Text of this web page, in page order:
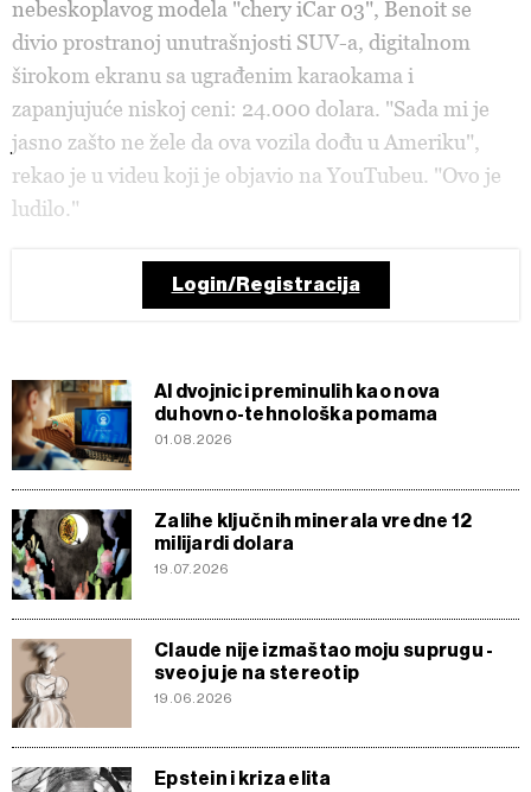
nebeskoplavog modela "chery iCar 03", Benoit se
divio prostranoj unutrašnjosti SUV-a, digitalnom
širokom ekranu sa ugrađenim karaokama i
zapanjujuće niskoj ceni: 24.000 dolara. "Sada mi je
jasno zašto ne žele da ova vozila dođu u Ameriku",
rekao je u videu koji je objavio na YouTubeu. "Ovo je
ludilo."
Login/Registracija
AI dvojnici preminulih kao nova
duhovno-tehnološka pomama
01.08.2026
Zalihe ključnih minerala vredne 12
milijardi dolara
19.07.2026
Claude nije izmaštao moju suprugu -
sveo ju je na stereotip
19.06.2026
Epstein i kriza elita